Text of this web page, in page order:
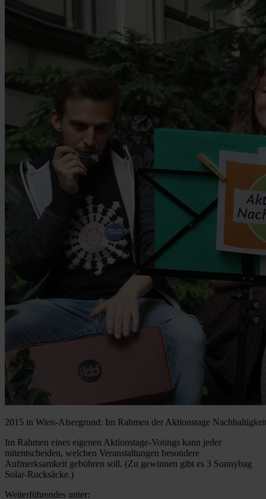
2015 in Wien-Alsergrund: Im Rahmen der Aktionstage
Im Rahmen eines eigenen Aktionstage-Votings kann jeder
mitentscheiden, welchen Veranstaltungen besondere
Aufmerksamkeit gebühren soll. (Zu gewinnen gibt es 3 Sunnybag
Solar-Rucksäcke.)
Weiterführendes unter: